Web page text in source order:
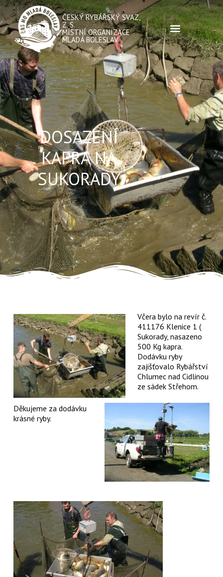
ČESKÝ RYBÁŘSKÝ SVAZ,
Z. S.
MÍSTNÍ ORGANIZACE
MLADÁ BOLESLAV
DOSAZENÍ
KAPRA NA
SUKORADY
Včera bylo na revír č.
411176 Klenice 1 (
Sukorady, nasazeno
500 Kg kapra.
Dodávku ryby
zajišťovalo Rybářství
Chlumec nad Cidlinou
ze sádek Střehom.
Děkujeme za dodávku
krásné ryby.